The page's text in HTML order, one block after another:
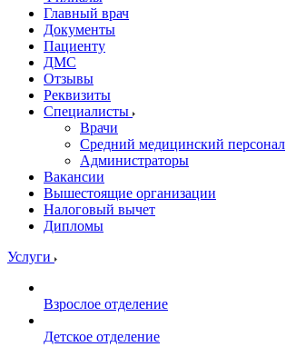
Главный врач
Документы
Пациенту
ДМС
Отзывы
Реквизиты
Специалисты
Врачи
Средний медицинский персонал
Администраторы
Вакансии
Вышестоящие организации
Налоговый вычет
Дипломы
Услуги
Взрослое отделение
Детское отделение